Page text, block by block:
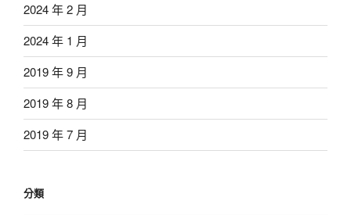
2024 年 2 月
2024 年 1 月
2019 年 9 月
2019 年 8 月
2019 年 7 月
分類